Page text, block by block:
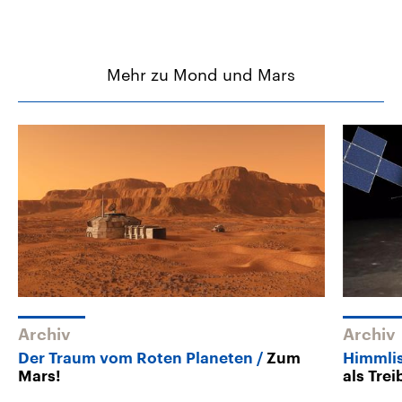
Mehr zu Mond und Mars
Archiv
Der Traum vom Roten Planeten
Zum
Mars!
Archiv
als